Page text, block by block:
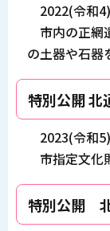
2022(令和
市内の正網
の土器や石器
特別公開 北
2023(令和
市指定文化
特別公開